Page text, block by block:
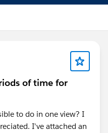
of time for
to do in one view? I
I've attached an